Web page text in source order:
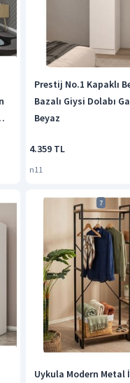
Prestij No.1 Kapaklı
Bazalı Giysi Dolabı
Beyaz
4.359 TL
n11
7
Uykula Modern Metal